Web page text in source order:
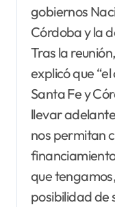
gobiernos
Córdoba y la
Tras la
explicó que
Santa Fe y
llevar
nos permitan
que
posibilidad de